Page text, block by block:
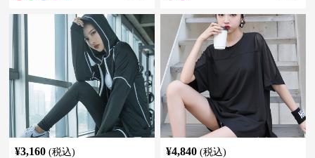
¥3,160 (税込)
¥4,840 (税込)